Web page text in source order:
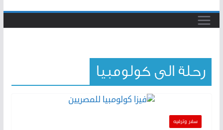
رحلة الى كولومبيا
سفر وترفيه